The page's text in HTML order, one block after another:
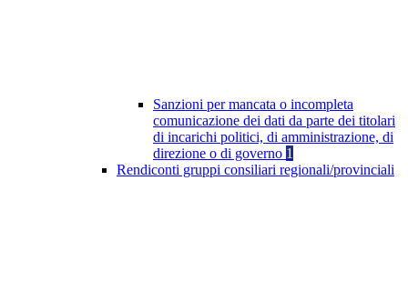
Sanzioni per mancata o incompleta
comunicazione dei dati da parte dei titolari
di incarichi politici, di amministrazione, di
direzione o di governo 1
Rendiconti gruppi consiliari regionali/provinciali